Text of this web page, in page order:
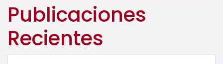
Publicaciones
Recientes